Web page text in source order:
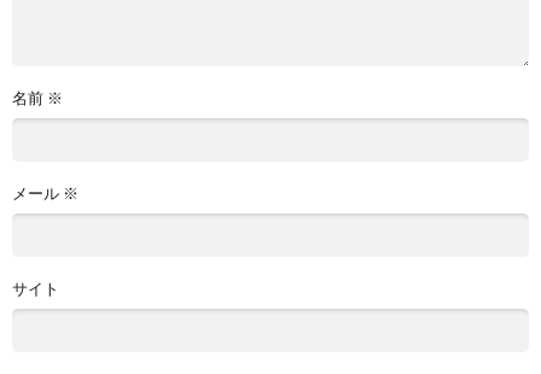
名前 ※
メール ※
サイト